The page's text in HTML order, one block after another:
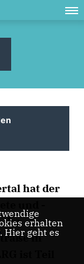
hat der
der
in
erhalten
. Hier geht es